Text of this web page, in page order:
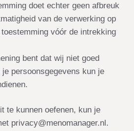
doet echter geen afbreuk
van de verwerking op
vóór de intrekking
bent dat wij niet goed
je persoonsgegevens kun je
te kunnen oefenen, kun je
privacy@menomanager.nl.